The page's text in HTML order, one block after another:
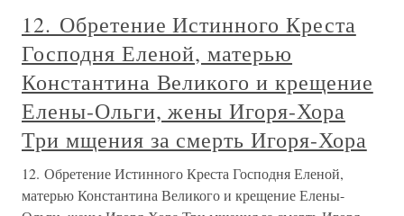
12. Обретение Истинного Креста
Господня Еленой, матерью
Константина Великого и крещение
Елены-Ольги, жены Игоря-Хора
Три мщения за смерть Игоря-Хора
12. Обретение Истинного Креста Господня Еленой,
матерью Константина Великого и крещение Елены-